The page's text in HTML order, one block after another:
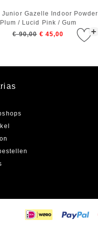
+
Junior Gazelle Indoor Powder
Plum / Lucid Pink / Gum
€ 90,00 € 45,00